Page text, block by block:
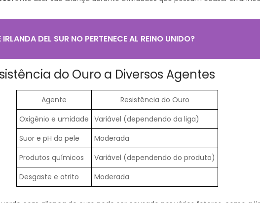
IRLANDA DEL SUR NO PERTENECE AL REINO UNIDO?
do Ouro a Diversos Agentes
Agente
Resistência do Ouro
Oxigênio e umidade Variável (dependendo da liga)
Suor e pH da pele
Moderada
Produtos químicos
Variável (dependendo do produto)
Desgaste e atrito
Moderada